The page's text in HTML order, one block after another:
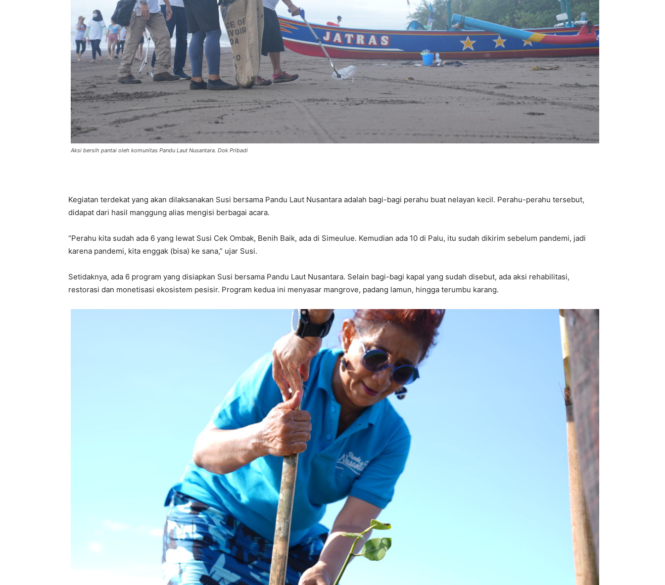
Aksi bersih pantai oleh komunitas Pandu Laut Nusantara. Dok Pribadi
Kegiatan terdekat yang akan dilaksanakan Susi bersama Pandu Laut Nusantara adalah bagi-bagi perahu buat nelayan kecil. Perahu-perahu tersebut,
didapat dari hasil manggung alias mengisi berbagai acara.
“Perahu kita sudah ada 6 yang lewat Susi Cek Ombak, Benih Baik, ada di Simeulue. Kemudian ada 10 di Palu, itu sudah dikirim sebelum pandemi, jadi
karena pandemi, kita enggak (bisa) ke sana,” ujar Susi.
Setidaknya, ada 6 program yang disiapkan Susi bersama Pandu Laut Nusantara. Selain bagi-bagi kapal yang sudah disebut, ada aksi rehabilitasi,
restorasi dan monetisasi ekosistem pesisir. Program kedua ini menyasar mangrove, padang lamun, hingga terumbu karang.